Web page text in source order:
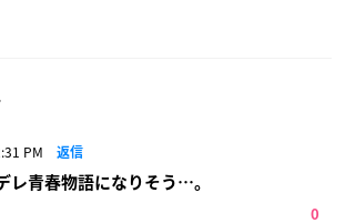
PM 返信
レ青春物語になりそう…。
0